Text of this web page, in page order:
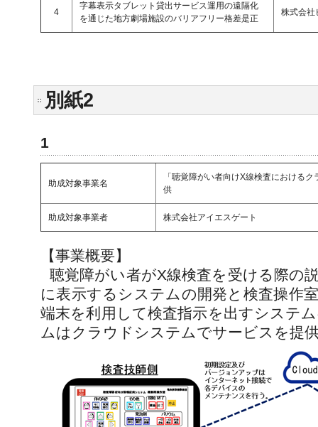
4
字幕表示タブレット貸出サービス運用の遠隔化
を通じた地方劇場施設のバリアフリー格差是正
株式会社
別紙2
1
助成対象事業名
「聴覚障がい者向けX線検査における
供
助成対象事業者 株式会社アイエスゲート
【事業概要】
聴覚障がい者がX線検査を受ける際の
に表示するシステムの開発と検査操作
端末を利用して検査指示を出すシステ
ムはクラウドシステムでサービスを提